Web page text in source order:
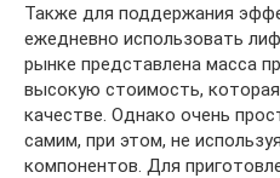
Также для поддержания
ежедневно использовать
рынке представлена масса
высокую стоимость,
качестве. Однако очень
самим, при этом, не
компонентов. Для